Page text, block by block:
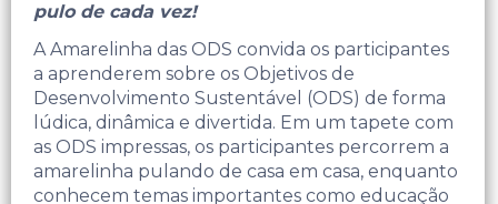
pulo de cada vez!
A Amarelinha das ODS convida os participantes
a aprenderem sobre os Objetivos de
Desenvolvimento Sustentável (ODS) de forma
lúdica, dinâmica e divertida. Em um tapete com
as ODS impressas, os participantes percorrem a
amarelinha pulando de casa em casa, enquanto
conhecem temas importantes como educação